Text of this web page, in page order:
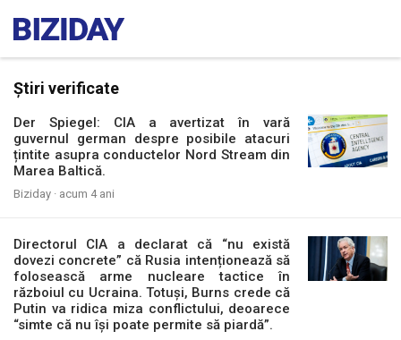
Știri verificate
Der Spiegel: CIA a avertizat în vară
guvernul german despre posibile atacuri
țintite asupra conductelor Nord Stream din
Marea Baltică.
Biziday · acum 4 ani
Directorul CIA a declarat că “nu există
dovezi concrete” că Rusia intenționează să
folosească arme nucleare tactice în
războiul cu Ucraina. Totuși, Burns crede că
Putin va ridica miza conflictului, deoarece
“simte că nu își poate permite să piardă”.